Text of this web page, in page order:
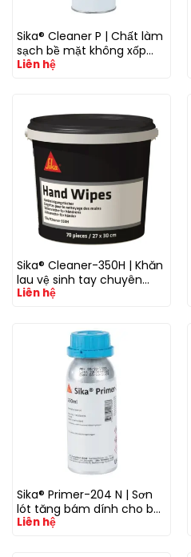
Sika® Cleaner P | Chất làm
sạch bề mặt không xốp
trước khi dán keo và trám
Liên hệ
Sika® Cleaner-350H | Khăn
lau vệ sinh tay chuyên
dụng loại bỏ keo, dầu mỡ
Liên hệ
Sika® Primer-204 N | Sơn
lót tăng bám dính cho bề
mặt kim loại trước khi dán
Liên hệ